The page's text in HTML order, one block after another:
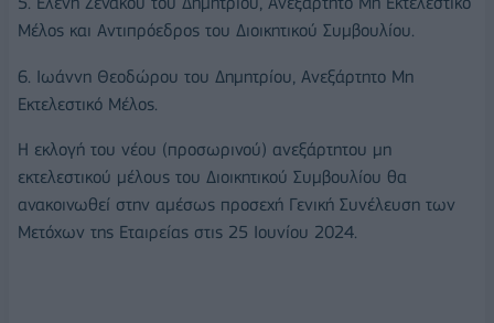
Μέλος και Αντιπρόεδρος του Διοικητικού Συμβουλίου.
6. Ιωάννη Θεοδώρου του Δημητρίου, Ανεξάρτητο Μη
Εκτελεστικό Μέλος.
Η εκλογή του νέου (προσωρινού) ανεξάρτητου μη
εκτελεστικού μέλους του Διοικητικού Συμβουλίου θα
ανακοινωθεί στην αμέσως προσεχή Γενική Συνέλευση των
Μετόχων της Εταιρείας στις 25 Ιουνίου 2024.